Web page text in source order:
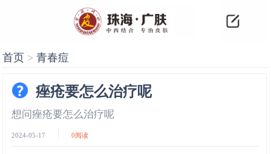
首页 >青春痘
痤疮要怎么治疗呢
想问痤疮要怎么治疗呢
2024-05-17 0阅读